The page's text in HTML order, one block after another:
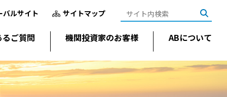
バルサイト サイトマップ
るご質問 機関投資家のお客様 ABについて